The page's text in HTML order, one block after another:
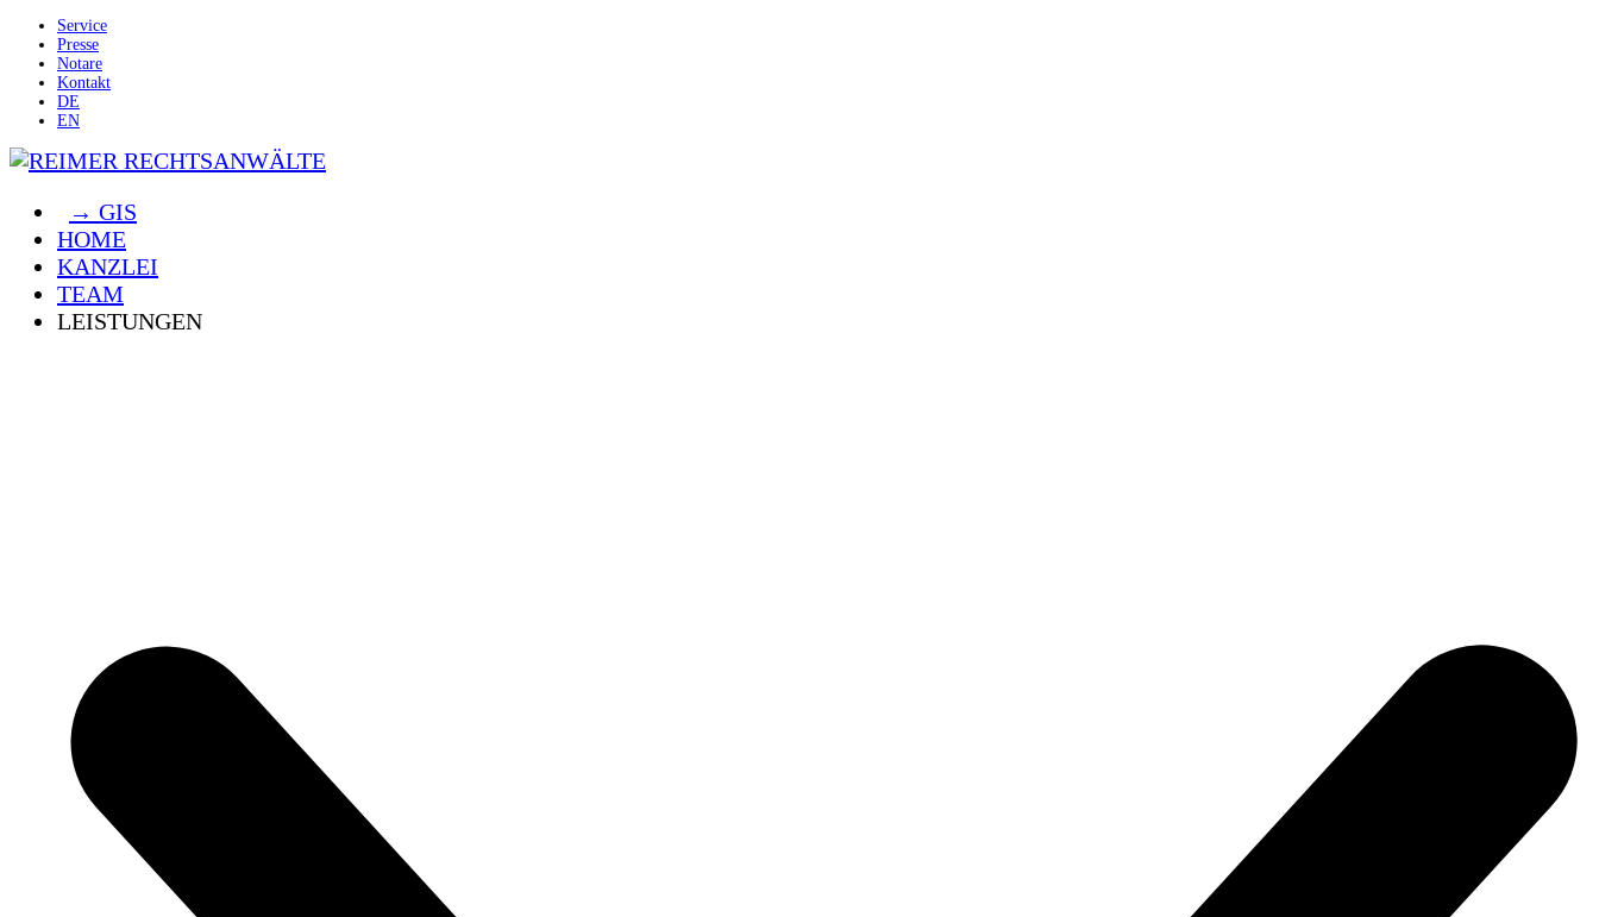
Service
Presse
Notare
Kontakt
DE
EN
→ GIS
HOME
KANZLEI
TEAM
LEISTUNGEN